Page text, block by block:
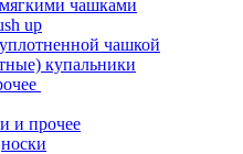
чашками
up
чашкой
купальники
и прочее